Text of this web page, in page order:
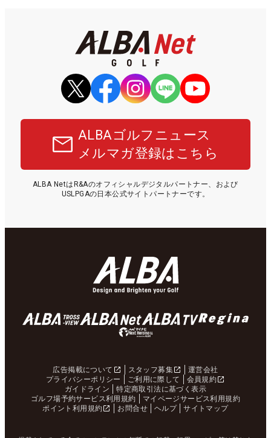
ALBAゴルフニュース
メルマガ登録はこちら
ALBA NetはR&Aのオフィシャルデジタルパートナー、および
USLPGAの日本公式サイトパートナーです。
広告掲載について スタッフ募集
運営会社
プライバシーポリシー
ご利用に際して
会員規約
ガイドライン
特定商取引法に基づく表示
ゴルフ場予約サービス利用規約
マイページサービス利用規約
ポイント利用規約
お問合せ ヘルプ サイトマップ